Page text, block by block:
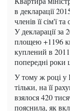
в декларації
членів її сім'ї
У декларації
площею +1196
куплений в 2011
попередні роки
У тому ж році у
тільки, на її
взялося 420
пояснила, як